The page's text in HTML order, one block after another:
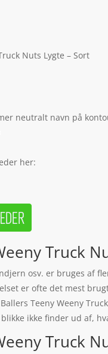
Nuts Lygte – Sort
neutralt navn på
her:
Truck
osv. er bruges af
er ofte det mest
Teeny Weeny
ikke finder ud af,
Truck